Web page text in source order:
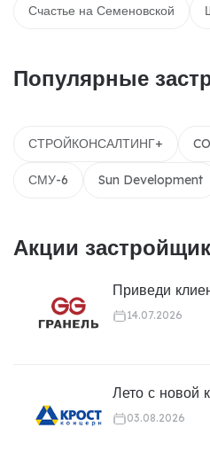
Счастье на Семеновской
Популярные
СТРОЙКОНСАЛТИНГ+
СМУ-6 Sun Development
Акции
Приведи
14.07.2026
Лето с новой
03.08.2026